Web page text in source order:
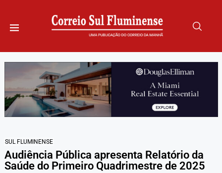
SUL FLUMINENSE
Audiência Pública apresenta Relatório da
Saúde do Primeiro Quadrimestre de 2025